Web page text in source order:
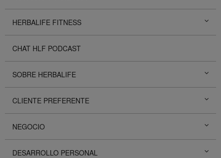
HERBALIFE FITNESS
CHAT HLF PODCAST
SOBRE HERBALIFE
CLIENTE PREFERENTE
NEGOCIO
DESARROLLO PERSONAL